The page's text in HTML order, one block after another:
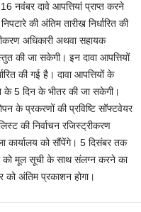
नवंबर दावे आपत्तियां प्राप्त करने
की अंतिम तारीख निर्धारित की
अधिकारी अथवा सहायक
की जा सकेगी। इन दावा आपत्तियों
की गई है। दावा आपत्तियों के
के 5 दिन के भीतर की जा सकेगी।
के प्रकरणों की प्रविष्टि सॉफ्टवेयर
की निर्वाचन रजिस्ट्रीकरण
कार्यालय को सौंपेंगे। 5 दिसंबर तक
मूल सूची के साथ संलग्न करने का
को अंतिम प्रकाशन होगा।